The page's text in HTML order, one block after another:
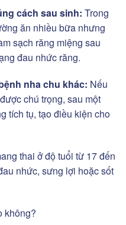
cách sau sinh: Trong
ăn nhiều bữa nhưng
sạch răng miệng sau
đau nhức răng.
nha chu khác: Nếu
chú trọng, sau một
tích tụ, tạo điều kiện cho
thai ở độ tuổi từ 17 đến
nhức, sưng lợi hoặc sốt
không?